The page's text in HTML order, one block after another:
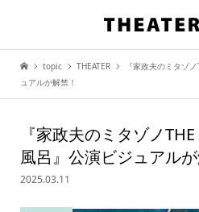
topic THEATER
『家政夫のミタゾ
ュアルが解禁！
『家政夫のミタゾノ
風呂』公演ビジュアルが
2025.03.11